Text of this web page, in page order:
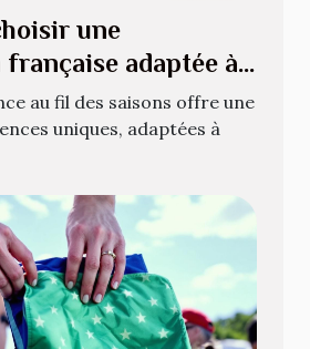
une
adaptée à
?
au fil des saisons offre une
uniques, adaptées à